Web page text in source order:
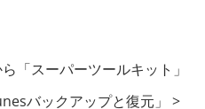
「スーパーツールキット」
バックアップと復元」 >